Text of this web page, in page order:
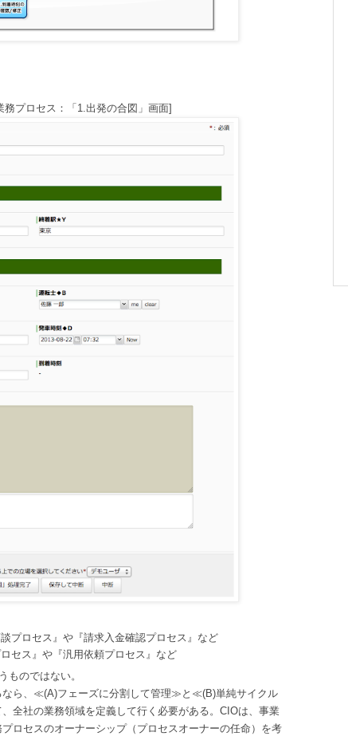
務プロセス：「1.出発の合図」画面]
プロセス』や『請求入金確認プロセス』など
セス』や『汎用依頼プロセス』など
ものではない。
なら、≪(A)フェーズに分割して管理≫と≪(B)単純サイクル
全社の業務領域を定義して行く必要がある。CIOは、事業
ロセスのオーナーシップ（プロセスオーナーの任命）を考